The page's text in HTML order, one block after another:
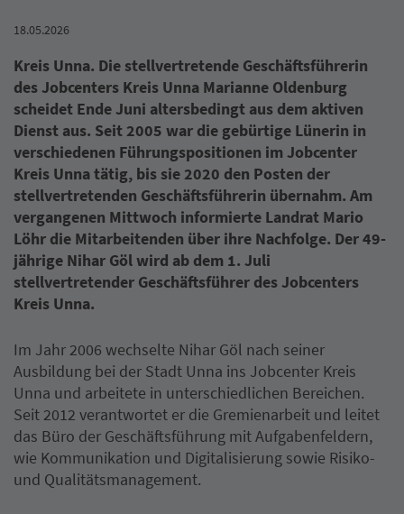
18.05.2026
Kreis Unna. Die stellvertretende Geschäftsführerin
des Jobcenters Kreis Unna Marianne Oldenburg
scheidet Ende Juni altersbedingt aus dem aktiven
Dienst aus. Seit 2005 war die gebürtige Lünerin in
verschiedenen Führungspositionen im Jobcenter
Kreis Unnatätig, bis sie 2020 den Posten der
stellvertretenden Geschäftsführerin übernahm. Am
vergangenen Mittwoch informierte Landrat Mario
Löhr die Mitarbeitenden über ihre Nachfolge. Der 49-
jährige Nihar Göl wird ab dem 1. Juli
stellvertretender Geschäftsführer des Jobcenters
Kreis Unna.
Im Jahr 2006 wechselte Nihar Göl nach seiner
Ausbildung bei der Stadt Unna ins Jobcenter Kreis
Unna und arbeitete in unterschiedlichen Bereichen.
Seit 2012 verantwortet er die Gremienarbeit und leitet
das Büro der Geschäftsführung mit Aufgabenfeldern,
wie Kommunikation und Digitalisierung sowie Risiko-
und Qualitätsmanagement.